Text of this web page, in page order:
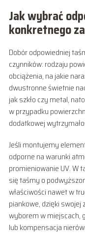
Jak wybrać
konkretnego
Dobór odpowiedniej
czynników: rodzaju
obciążenia, na jakie
dwustronne świetnie
jak szkło czy metal,
w przypadku
dodatkowej
Jeśli montujemy
odporne na warunki
promieniowanie UV. W
się taśmy o
właściwości nawet w
piankowe, dzięki
wyborem w miejscach,
lub kompensacja